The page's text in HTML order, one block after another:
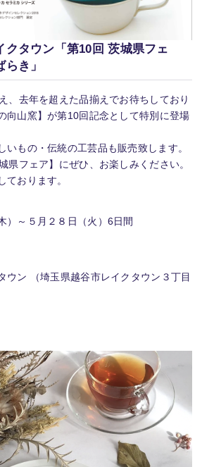
クタウン「第10回 茨城県フェ
き」
、去年を超えた品揃えでお待ちしており
向山窯】が第10回記念として特別に登場
いもの・伝統の工芸品も販売致します。
県フェア】にぜひ、お楽しみください。
ております。
）～５月２８日（火）6日間
ウン （埼玉県越谷市レイクタウン３丁目